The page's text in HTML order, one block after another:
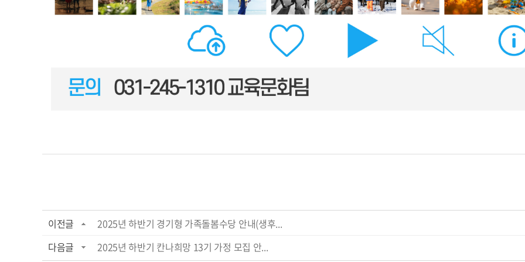
이전글
2025년 하반기 경기형 가족돌봄수당 안내(생후...
다음글
2025년 하반기 칸나희망 13기 가정 모집 안...